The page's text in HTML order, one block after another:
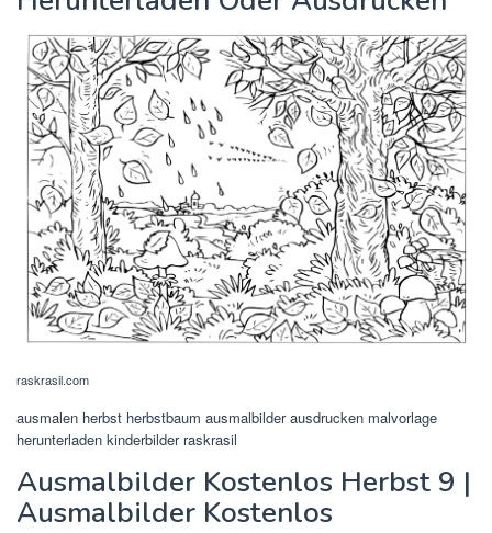
raskrasil.com
ausmalen herbst herbstbaum ausmalbilder ausdrucken malvorlage
herunterladen kinderbilder raskrasil
Ausmalbilder Kostenlos Herbst 9 |
Ausmalbilder Kostenlos